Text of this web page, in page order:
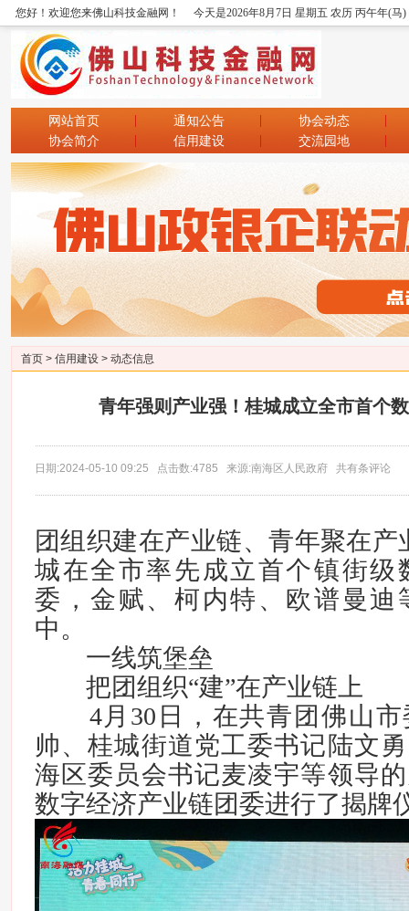
您好！欢迎您来佛山科技金融网！ 今天是2026年8月7日 星期五 农历 丙午年(马
网站首页 通知公告
协会动态
协会简介
信用建设 交流园地
首页 > 信用建设 > 动态信息
青年强则产业强！桂城成立全市首个
日期:2024-05-10 09:25 点击数:4785 来源:南海区人民政府 共有条评论
团组织建在产业链、青年聚在产
城在全市率先成立首个镇街级
委，金赋、柯内特、欧谱曼迪
中。
一线筑堡垒
把团组织“建”在产业链上
4月30日，在共青团佛山市
帅、桂城街道党工委书记陆文
海区委员会书记麦凌宇等领导
数字经济产业链团委进行了揭牌